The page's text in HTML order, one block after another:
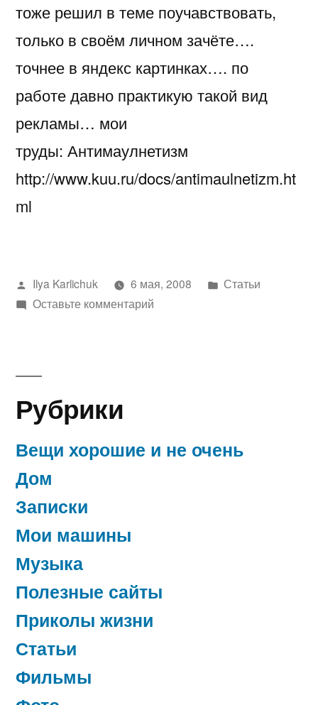
тоже решил в теме поучавствовать,
только в своём личном зачёте….
точнее в яндекс картинках…. по
работе давно практикую такой вид
рекламы… мои
труды: Антимаулнетизм
http://www.kuu.ru/docs/antimaulnetizm.ht
ml
Написано
автором
Ilya Karlichuk 6 мая, 2008
Написано
Статьи
Оставьте комментарийк
Рубрики
Вещи хорошие и не очень
Дом
Записки
Мои машины
Музыка
Полезные сайты
Приколы жизни
Статьи
Фильмы